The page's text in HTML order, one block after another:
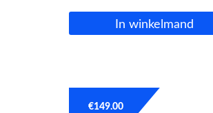
In winkelmand
€149.00